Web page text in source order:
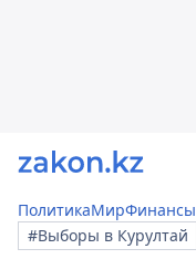
ПолитикаМирФинансы
#Выборы в Курултай